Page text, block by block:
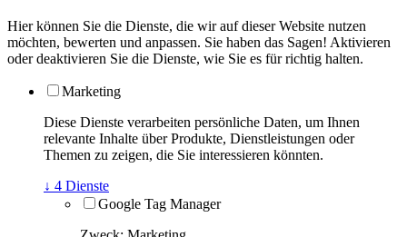
Hier können Sie die Dienste, die wir auf dieser Website nutzen
möchten, bewerten und anpassen. Sie haben das Sagen! Aktivieren
oder deaktivieren Sie die Dienste, wie Sie es für richtig halten.
Marketing
Diese Dienste verarbeiten persönliche Daten, um Ihnen
relevante Inhalte über Produkte, Dienstleistungen oder
Themen zu zeigen, die Sie interessieren könnten.
↓ 4 Dienste
Google Tag Manager